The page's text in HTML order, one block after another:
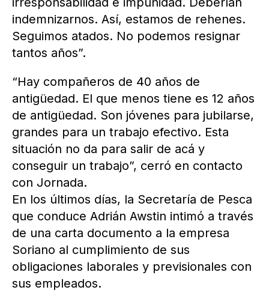
indemnizarnos. Así, estamos de rehenes.
Seguimos atados. No podemos resignar
tantos años”.
“Hay compañeros de 40 años de
antigüedad. El que menos tiene es 12 años
de antigüedad. Son jóvenes para jubilarse,
grandes para un trabajo efectivo. Esta
situación no da para salir de acá y
conseguir un trabajo”, cerró en contacto
con Jornada.
En los últimos días, la Secretaría de Pesca
que conduce Adrián Awstin intimó a través
de una carta documento a la empresa
Soriano al cumplimiento de sus
obligaciones laborales y previsionales con
sus empleados.